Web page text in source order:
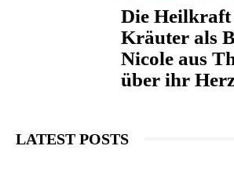
Die Heilkraft
Kräuter als
Nicole aus
über ihr
LATEST POSTS